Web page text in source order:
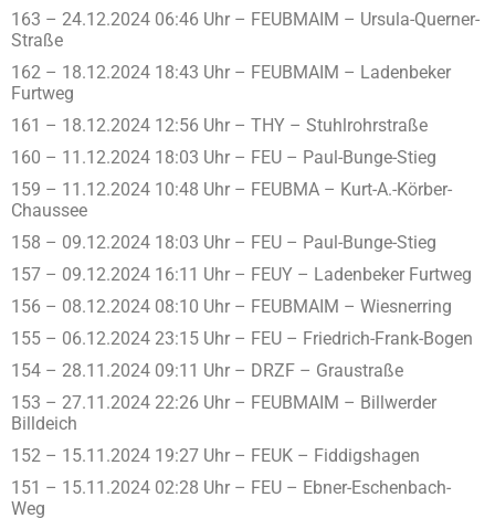
163 – 24.12.2024 06:46 Uhr – FEUBMAIM – Ursula-Querner-
Straße
162 – 18.12.2024 18:43 Uhr – FEUBMAIM – Ladenbeker
Furtweg
161 – 18.12.2024 12:56 Uhr – THY – Stuhlrohrstraße
160 – 11.12.2024 18:03 Uhr – FEU – Paul-Bunge-Stieg
159 – 11.12.2024 10:48 Uhr – FEUBMA – Kurt-A.-Körber-
Chaussee
158 – 09.12.2024 18:03 Uhr – FEU – Paul-Bunge-Stieg
157 – 09.12.2024 16:11 Uhr – FEUY – Ladenbeker Furtweg
156 – 08.12.2024 08:10 Uhr – FEUBMAIM – Wiesnerring
155 – 06.12.2024 23:15 Uhr – FEU – Friedrich-Frank-Bogen
154 – 28.11.2024 09:11 Uhr – DRZF – Graustraße
153 – 27.11.2024 22:26 Uhr – FEUBMAIM – Billwerder
Billdeich
152 – 15.11.2024 19:27 Uhr – FEUK – Fiddigshagen
151 – 15.11.2024 02:28 Uhr – FEU – Ebner-Eschenbach-
Weg